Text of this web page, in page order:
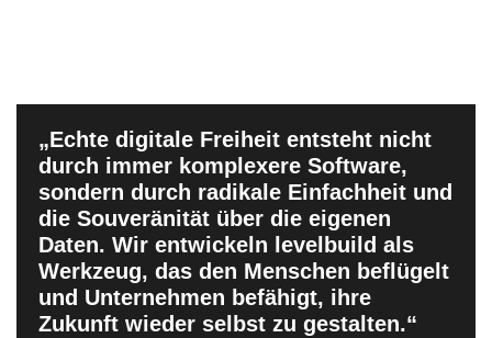
„Echte digitale Freiheit entsteht nicht
durch immer komplexere Software,
sondern durch radikale Einfachheit und
die Souveränität über die eigenen
Daten. Wir entwickeln levelbuild als
Werkzeug, das den Menschen beflügelt
und Unternehmen befähigt, ihre
Zukunft wieder selbst zu gestalten.“